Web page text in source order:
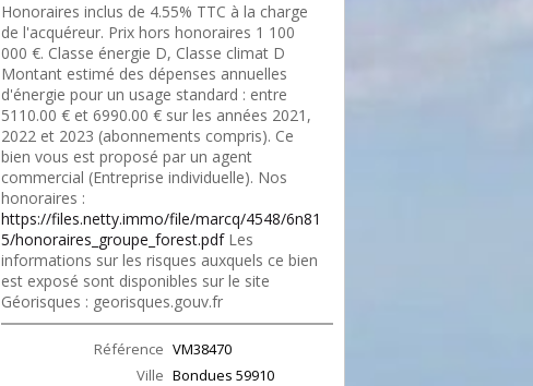
Honoraires inclus de 4.55% TTC à la charge
de l'acquéreur. Prix hors honoraires 1 100
000 €. Classe énergie D, Classe climat D
Montant estimé des dépenses annuelles
d'énergie pour un usage standard : entre
5110.00 € et 6990.00 € sur les années 2021,
2022 et 2023 (abonnements compris). Ce
bien vous est proposé par un agent
commercial (Entreprise individuelle). Nos
honoraires :
https://files.netty.immo/file/marcq/4548/6n81
5/honoraires_groupe_forest.pdfLes
informations sur les risques auxquels ce bien
est exposé sont disponibles sur le site
Géorisques : georisques.gouv.fr
Référence VM38470
Ville Bondues 59910